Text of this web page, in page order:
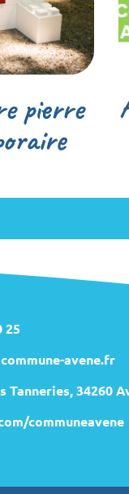
pierre
25
avene.fr
Tanneries, 34260
communeavene